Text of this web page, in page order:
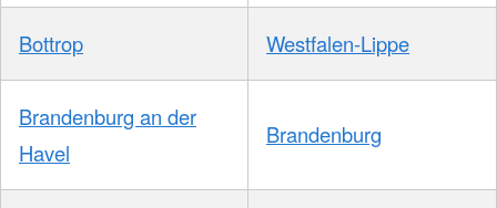
Bottrop Westfalen-Lippe
Brandenburg an der
Havel
Brandenburg